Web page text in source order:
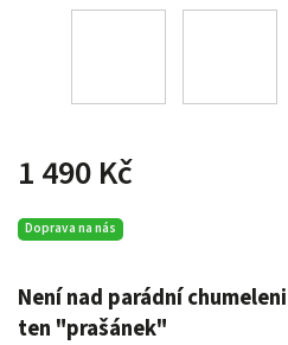
1 490 Kč
Není nad parádní
ten "prašánek"
Doprava na nás